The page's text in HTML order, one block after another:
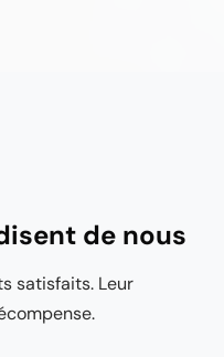
de nous
satisfaits. Leur